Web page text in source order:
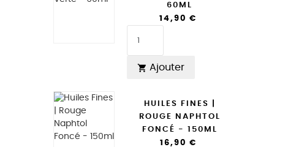
60ML
14,90 €
 Ajouter
HUILES FINES |
ROUGE NAPHTOL
FONCÉ - 150ML
16,90 €